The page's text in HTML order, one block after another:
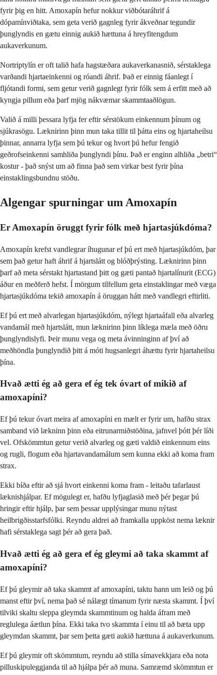
fyrir þig en hitt. Amoxapín hefur nokkur viðbótaráhrif á
dópamínviðtaka, sem geta verið gagnleg fyrir ákveðnar tegundir
þunglyndis en gætu einnig aukið hættuna á hreyfitengdum
aukaverkunum.
Nortriptylín er oft talið hafa hagstæðara aukaverkanasnið, sérstaklega
varðandi hjartaeinkenni og róandi áhrif. Það er einnig fáanlegt í
fljótandi formi, sem getur verið gagnlegt fyrir fólk sem á erfitt með að
kyngja pillum eða þarf mjög nákvæmar skammtaaðlögun.
Valið á milli þessara lyfja fer eftir sérstökum einkennum þínum og
sjúkrasögu. Læknirinn þinn mun taka tillit til þátta eins og hjartaheilsu
þinnar, annarra lyfja sem þú tekur og hvort þú hefur fengið
geðrofseinkenni samhliða þunglyndi þínu. Það er enginn alhliða „betri“
kostur - það snýst um að finna það sem virkar best fyrir þína
einstaklingsbundnu stöðu.
Algengar spurningar um Amoxapín
Er Amoxapín öruggt fyrir fólk með hjartasjúkdóma?
Amoxapín krefst vandlegrar íhugunar ef þú ert með hjartasjúkdóm, þar
sem það getur haft áhrif á hjartslátt og blóðþrýsting. Læknirinn þinn
þarf að meta sérstakt hjartastand þitt og gæti pantað hjartalínurit (ECG)
áður en meðferð hefst. Í mörgum tilfellum geta einstaklingar með væga
hjartasjúkdóma tekið amoxapín á öruggan hátt með vandlegri eftirliti.
Ef þú ert með alvarlegan hjartasjúkdóm, nýlegt hjartaáfall eða alvarleg
vandamál með hjartslátt, mun læknirinn þinn líklega mæla með öðru
þunglyndislyfi. Þeir munu vega og meta ávinninginn af því að
meðhöndla þunglyndið þitt á móti hugsanlegri áhættu fyrir hjartaheilsu
þína.
Hvað ætti ég að gera ef ég tek óvart of mikið af
amoxapíni?
Ef þú tekur óvart meira af amoxapíni en mælt er fyrir um, hafðu strax
samband við lækninn þinn eða eitrunarmiðstöðina, jafnvel þótt þér líði
vel. Ofskömmtun getur verið alvarleg og gæti valdið einkennum eins
og rugli, flogum eða hjartavandamálum sem kunna ekki að koma fram
strax.
Ekki bíða eftir að sjá hvort einkenni koma fram - leitaðu tafarlaust
læknishjálpar. Ef mögulegt er, hafðu lyfjaglasið með þér þegar þú
hringir eftir hjálp, þar sem þessar upplýsingar munu nýtast
heilbrigðisstarfsfólki. Reyndu aldrei að framkalla uppköst nema læknir
hafi sérstaklega sagt þér að gera það.
Hvað ætti ég að gera ef ég gleymi að taka skammt af
amoxapíni?
Ef þú gleymir að taka skammt af amoxapíni, taktu hann um leið og þú
manst eftir því, nema það sé nálægt tímanum fyrir næsta skammt. Í því
tilviki skaltu sleppa gleymda skammtinum og halda áfram með
reglulega áætlun þína. Ekki taka tvo skammta í einu til að bæta upp
gleymdan skammt, þar sem þetta gæti aukið hættuna á aukaverkunum.
Ef þú gleymir oft skömmtum, reyndu að stilla símavekkjara eða nota
pilluskipuleggjanda til að hjálpa þér að muna. Samræmd skömmtun er